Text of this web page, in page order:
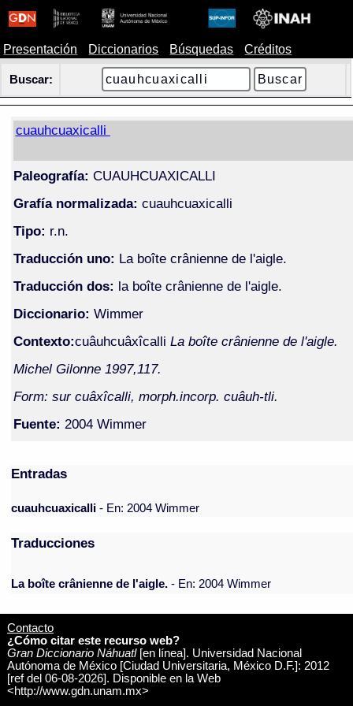
Presentación Diccionarios Búsquedas Créditos
Buscar:
cuauhcuaxicalli
Paleografía: CUAUHCUAXICALLI
Grafía normalizada: cuauhcuaxicalli
Tipo: r.n.
Traducción uno: La boîte crânienne de l'aigle.
Traducción dos: la boîte crânienne de l'aigle.
Diccionario: Wimmer
Contexto:cuâuhcuâxîcalli La boîte crânienne de l'aigle.
Michel Gilonne 1997,117.
Form: sur cuâxîcalli, morph.incorp. cuâuh-tli.
Fuente: 2004 Wimmer
Entradas
cuauhcuaxicalli- En: 2004 Wimmer
Traducciones
La boîte crânienne de l'aigle. - En: 2004 Wimmer
Contacto
¿Cómo citar este recurso web?
Gran Diccionario Náhuatl[en línea]. Universidad Nacional
Autónoma de México [Ciudad Universitaria, México D.F.]: 2012
[ref del 06-08-2026]. Disponible en la Web
<http://www.gdn.unam.mx>